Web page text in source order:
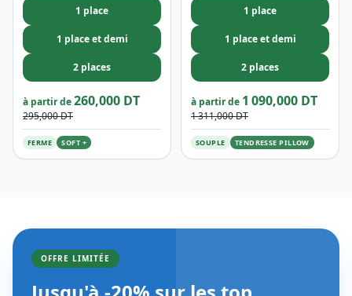
1 place
1 place et demi
2 places
à partir de260,000 DT
295,000 DT
FERME SOFT +
1 place
1 place et demi
2 places
à partir de 1 090,000 DT
1 311,000 DT
SOUPLE TENDRESSE PILLOW
OFFRE LIMITÉE